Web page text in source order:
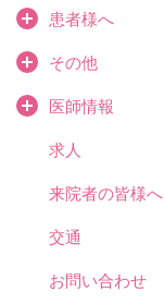
患者様へ
その他
医師情報
求人
来院者の皆様へ
交通
お問い合わせ